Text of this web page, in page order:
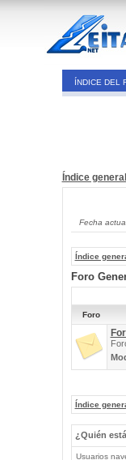
ÍNDICE DEL
Índice general
Fecha
Índice
Foro
Foro
Índice
¿Quién
Usuarios